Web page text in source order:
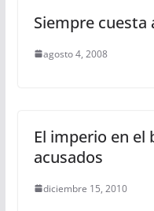
Siempre cuesta
agosto 4, 2008
El imperio en el
acusados
diciembre 15, 2010